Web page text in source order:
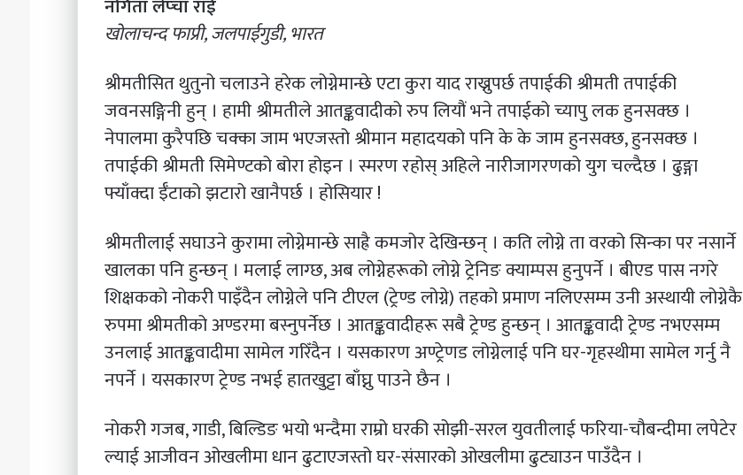
नगिता लेप्चा राई
खोलाचन्द फाप्री, जलपाईगुडी, भारत
श्रीमतीसित थुतुनो चलाउने हरेक लोग्नेमान्छे एटा कुरा याद राख्नुपर्छ तपाईकी श्रीमती तपाईकी
जवनसङ्गिनी हुन् । हामी श्रीमतीले आतङ्कवादीको रुप लियौं भने तपाईको च्यापु लक हुनसक्छ ।
नेपालमा कुरैपछि चक्का जाम भएजस्तो श्रीमान महादयको पनि के के जाम हुनसक्छ, हुनसक्छ ।
तपाईकी श्रीमती सिमेण्टको बोरा होइन । स्मरण रहोस् अहिले नारीजागरणको युग चल्दैछ । ढुङ्गा
फ्याँक्दा ईँटाको झटारो खानैपर्छ । होसियार !
श्रीमतीलाई सघाउने कुरामा लोग्नेमान्छे साह्रै कमजोर देखिन्छन् । कति लोग्ने ता वरको सिन्का पर नसार्ने
खालका पनि हुन्छन् । मलाई लाग्छ, अब लोग्नेहरूको लोग्ने ट्रेनिङ क्याम्पस हुनुपर्ने । बीएड पास नगरे
शिक्षकको नोकरी पाइँदैन लोग्नेले पनि टीएल (ट्रेण्ड लोग्ने) तहको प्रमाण नलिएसम्म उनी अस्थायी लोग्नेकै
रुपमा श्रीमतीको अण्डरमा बस्नुपर्नेछ । आतङ्कवादीहरू सबै ट्रेण्ड हुन्छन् । आतङ्कवादी ट्रेण्ड नभएसम्म
उनलाई आतङ्कवादीमा सामेल गरिँदैन । यसकारण अण्ट्रेणड लोग्नेलाई पनि घर-गृहस्थीमा सामेल गर्नु नै
नपर्ने । यसकारण ट्रेण्ड नभई हातखुट्टा बाँघ्नु पाउने छैन ।
नोकरी गजब, गाडी, बिल्डिङ भयो भन्दैमा राम्रो घरकी सोझी-सरल युवतीलाई फरिया-चौबन्दीमा लपेटेर
ल्याई आजीवन ओखलीमा धान ढुटाएजस्तो घर-संसारको ओखलीमा ढुट्याउन पाउँदैन ।
चाहन्छौ
?’
‘छोरी, तिमी भविष्यमा के बन्न चाहन्छौ ?’ शालीन व्यक्तित्व, सबल नेतृत्व